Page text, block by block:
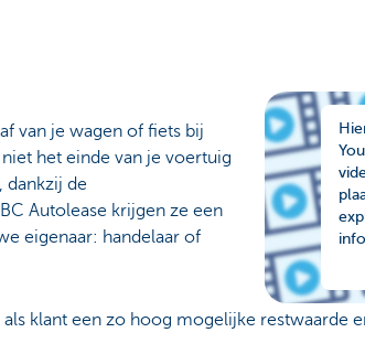
van je wagen of fiets bij
het einde van je voertuig
dankzij de
Autolease krijgen ze een
eigenaar: handelaar of
klant een zo hoog mogelijke restwaarde